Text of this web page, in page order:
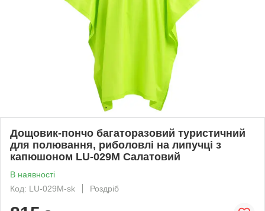
Дощовик-пончо багаторазовий туристичний
для полювання, риболовлі на липучці з
капюшоном LU-029M Салатовий
В наявності
Код: LU-029M-sk
Роздріб